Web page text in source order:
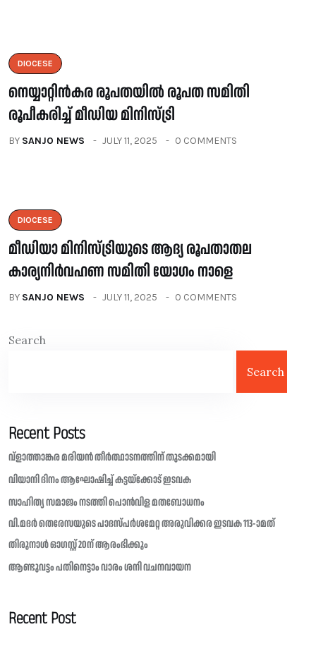
DIOCESE
നെയ്യാറ്റിൻകര രൂപതയിൽ രൂപത സമിതി
രൂപീകരിച്ച് മീഡിയ മിനിസ്ട്രി
BY SANJO NEWS JULY 11, 2025 0 COMMENTS
DIOCESE
മീഡിയാ മിനിസ്ട്രിയുടെ ആദ്യ രൂപതാതല
കാര്യനിർവഹണ സമിതി യോഗം നാളെ
BY SANJO NEWS JULY 11, 2025 0 COMMENTS
Search
Search
Recent Posts
വ്ളാത്താങ്കര മരിയൻ തീർത്ഥാടനത്തിന് തുടക്കമായി
വിയാനി ദിനം ആഘോഷിച്ച് കട്ടയ്ക്കോട് ഇടവക
സാഹിത്യ സമാജം നടത്തി പൊൻവിള മതബോധനം
വി.മദർ തെരേസയുടെ പാദസ്പർശമേറ്റ അരുവിക്കര ഇടവക 113-ാമത്
തിരുനാൾ ഓഗസ്റ്റ് 20ന് ആരംഭിക്കും
ആണ്ടുവട്ടം പതിനെട്ടാം വാരം ശനി വചനവായന
Recent Post